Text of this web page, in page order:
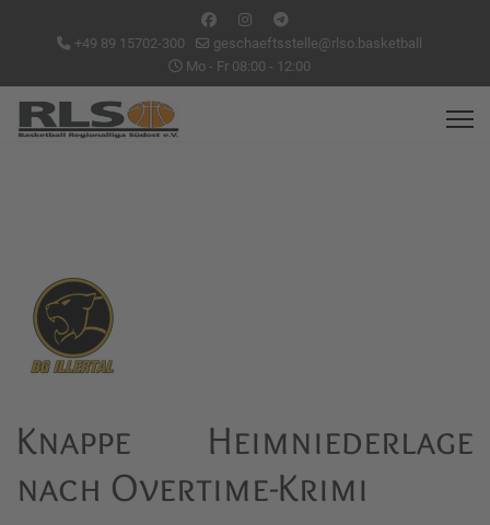
+49 89 15702-300
geschaeftsstelle@rlso.basketball
Mo - Fr 08:00 - 12:00
Knappe Heimniederlage
nach Overtime-Krimi